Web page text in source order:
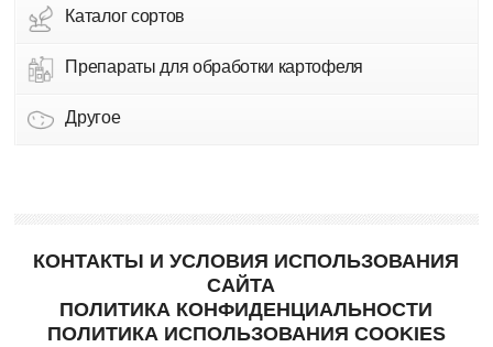
Каталог сортов
Препараты для обработки картофеля
Другое
КОНТАКТЫ И УСЛОВИЯ ИСПОЛЬЗОВАНИЯ
САЙТА
ПОЛИТИКА КОНФИДЕНЦИАЛЬНОСТИ
ПОЛИТИКА ИСПОЛЬЗОВАНИЯ COOKIES